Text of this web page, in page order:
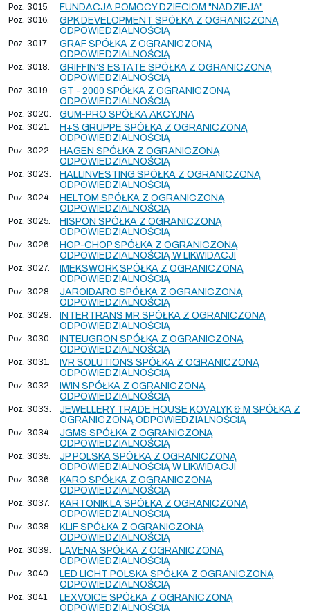
Poz. 3015. FUNDACJA POMOCY DZIECIOM "NADZIEJA"
Poz. 3016.
GPK DEVELOPMENT SPÓŁKA Z OGRANICZONĄ
ODPOWIEDZIALNOŚCIĄ
Poz. 3017.
GRAF SPÓŁKA Z OGRANICZONĄ
ODPOWIEDZIALNOŚCIĄ
Poz. 3018.
GRIFFIN’S ESTATE SPÓŁKA Z OGRANICZONĄ
ODPOWIEDZIALNOŚCIĄ
Poz. 3019.
GT - 2000 SPÓŁKA Z OGRANICZONĄ
ODPOWIEDZIALNOŚCIĄ
Poz. 3020. GUM-PRO SPÓŁKA AKCYJNA
Poz. 3021.
H+S GRUPPE SPÓŁKA Z OGRANICZONĄ
ODPOWIEDZIALNOŚCIĄ
Poz. 3022.
HAGEN SPÓŁKA Z OGRANICZONĄ
ODPOWIEDZIALNOŚCIĄ
Poz. 3023.
HALLINVESTING SPÓŁKA Z OGRANICZONĄ
ODPOWIEDZIALNOŚCIĄ
Poz. 3024.
HELTOM SPÓŁKA Z OGRANICZONĄ
ODPOWIEDZIALNOŚCIĄ
Poz. 3025.
HISPON SPÓŁKA Z OGRANICZONĄ
ODPOWIEDZIALNOŚCIĄ
Poz. 3026.
HOP-CHOP SPÓŁKA Z OGRANICZONĄ
ODPOWIEDZIALNOŚCIĄ W LIKWIDACJI
Poz. 3027.
IMEKSWORK SPÓŁKA Z OGRANICZONĄ
ODPOWIEDZIALNOŚCIĄ
Poz. 3028.
JAROIDARO SPÓŁKA Z OGRANICZONĄ
ODPOWIEDZIALNOŚCIĄ
Poz. 3029.
INTERTRANS MR SPÓŁKA Z OGRANICZONĄ
ODPOWIEDZIALNOŚCIĄ
Poz. 3030.
INTEUGRON SPÓŁKA Z OGRANICZONĄ
ODPOWIEDZIALNOŚCIĄ
Poz. 3031.
IVR SOLUTIONS SPÓŁKA Z OGRANICZONĄ
ODPOWIEDZIALNOŚCIĄ
Poz. 3032.
IWIN SPÓŁKA Z OGRANICZONĄ
ODPOWIEDZIALNOŚCIĄ
Poz. 3033.
JEWELLERY TRADE HOUSE KOVALYK & M SPÓŁKA Z
OGRANICZONĄ ODPOWIEDZIALNOŚCIĄ
Poz. 3034.
JGMS SPÓŁKA Z OGRANICZONĄ
ODPOWIEDZIALNOŚCIĄ
Poz. 3035.
JP POLSKA SPÓŁKA Z OGRANICZONĄ
ODPOWIEDZIALNOŚCIĄ W LIKWIDACJI
Poz. 3036.
KARO SPÓŁKA Z OGRANICZONĄ
ODPOWIEDZIALNOŚCIĄ
Poz. 3037.
KARTONIK LA SPÓŁKA Z OGRANICZONĄ
ODPOWIEDZIALNOŚCIĄ
Poz. 3038.
KLIF SPÓŁKA Z OGRANICZONĄ
ODPOWIEDZIALNOŚCIĄ
Poz. 3039.
LAVENA SPÓŁKA Z OGRANICZONĄ
ODPOWIEDZIALNOŚCIĄ
Poz. 3040.
LED LICHT POLSKA SPÓŁKA Z OGRANICZONĄ
ODPOWIEDZIALNOŚCIĄ
Poz. 3041.
LEXVOICE SPÓŁKA Z OGRANICZONĄ
ODPOWIEDZIALNOŚCIĄ